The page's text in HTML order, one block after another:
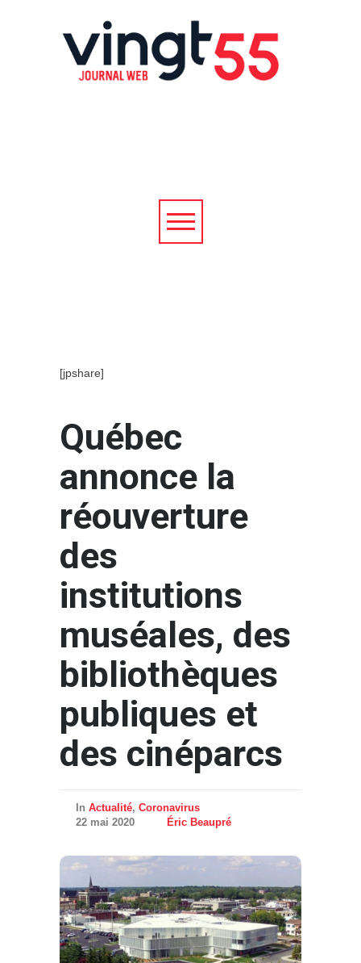
[jpshare]
Québec
annonce la
réouverture
des
institutions
muséales, des
bibliothèques
publiques et
des cinéparcs
In Actualité, Coronavirus
22 mai 2020
Éric Beaupré